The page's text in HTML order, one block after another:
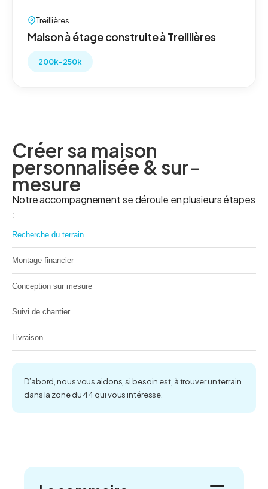
Treillières
Maison à étage construite à Treillières
200k-250k
Créer sa maison
personnalisée & sur-
mesure
Notre accompagnement se déroule en plusieurs étapes
:
Recherche du terrain
Montage financier
Conception sur mesure
Suivi de chantier
Livraison
D’abord, nous vous aidons, si besoin est, à trouver un terrain
dans la zone du 44 qui vous intéresse.